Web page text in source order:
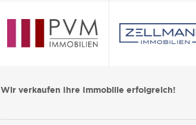
Wir verkaufen Ihre Immobilie erfolgreich!